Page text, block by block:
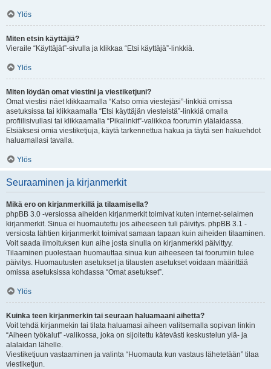
Ylös
Miten etsin käyttäjiä?
Vieraile “Käyttäjät”-sivulla ja klikkaa “Etsi käyttäjä”-linkkiä.
Ylös
Miten löydän omat viestini ja viestiketjuni?
Omat viestisi näet klikkaamalla “Katso omia viestejäsi”-linkkiä omissa
asetuksissa tai klikkaamalla “Etsi käyttäjän viesteistä”-linkkiä omalla
profiilisivullasi tai klikkaamalla “Pikalinkit”-valikkoa foorumin ylälaidassa.
Etsiäksesi omia viestiketjuja, käytä tarkennettua hakua ja täytä sen hakuehdot
haluamallasi tavalla.
Ylös
Seuraaminen ja kirjanmerkit
Mikä ero on kirjanmerkillä ja tilaamisella?
phpBB 3.0 -versiossa aiheiden kirjanmerkit toimivat kuten internet-selaimen
kirjanmerkit. Sinua ei huomautettu jos aiheeseen tuli päivitys. phpBB 3.1 -
versiosta lähtien kirjanmerkit toimivat samaan tapaan kuin aiheiden tilaaminen.
Voit saada ilmoituksen kun aihe josta sinulla on kirjanmerkki päivittyy.
Tilaaminen puolestaan huomauttaa sinua kun aiheeseen tai foorumiin tulee
päivitys. Huomautusten asetukset ja tilausten asetukset voidaan määrittää
omissa asetuksissa kohdassa “Omat asetukset”.
Ylös
Kuinka teen kirjanmerkin tai seuraan haluamaani aihetta?
Voit tehdä kirjanmekin tai tilata haluamasi aiheen valitsemalla sopivan linkin
“Aiheen työkalut” -valikossa, joka on sijoitettu kätevästi keskustelun ylä- ja
alalaidan lähelle.
Viestiketjuun vastaaminen ja valinta “Huomauta kun vastaus lähetetään” tilaa
viestiketjun.